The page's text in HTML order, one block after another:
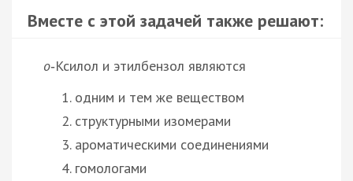
Вместе с этой задачей также решают:
о‑Ксилол и этилбензол являются
одним и тем же веществом
структурными изомерами
ароматическими соединениями
гомологами